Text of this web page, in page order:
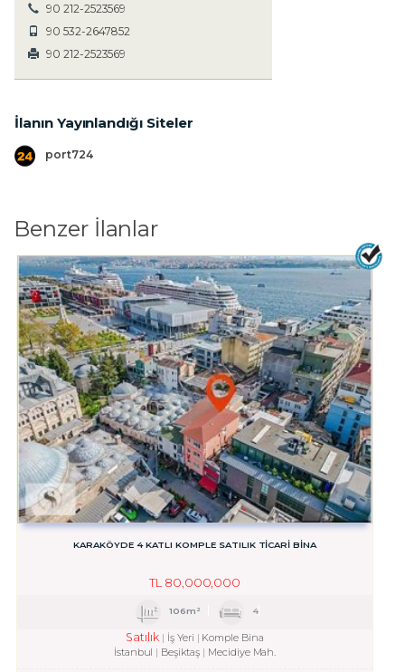
90 212-2523569
90 532-2647852
90 212-2523569
İlanın Yayınlandığı Siteler
port724
Benzer İlanlar
KARAKÖYDE 4 KATLI KOMPLE SATILIK TİCARİ BİNA
TL 80,000,000
106m² 4
Satılık İş Yeri
Komple Bina
İstanbul
Beşiktaş Mecidiye Mah.